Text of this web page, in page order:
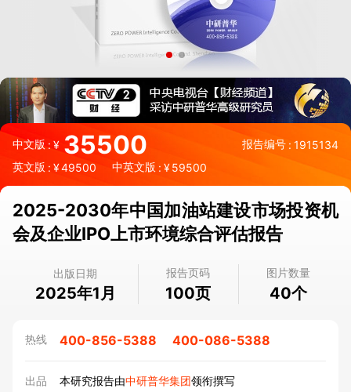
中文版:¥ 35500 报告编号 : 1915134
英文版 : ¥49500 中英文版 : ¥59500
2025-2030年中国加油站建设市场投资机
会及企业IPO上市环境综合评估报告
出版日期
2025年1月
报告页码
100页
图片数量
40个
热线 400-856-5388 400-086-5388
出品 本研究报告由中研普华集团领衔撰写
27年研究经验，深度洞察行业驱动力
多元化、高学历的实战型精英团队